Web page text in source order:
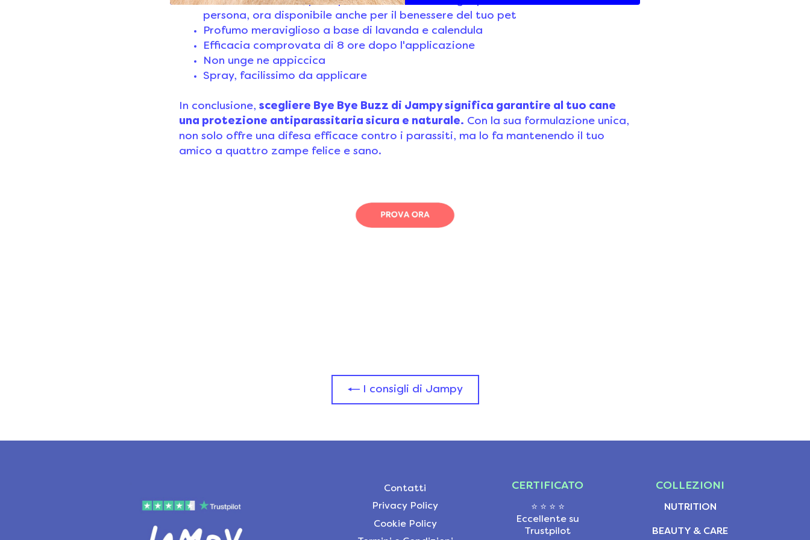
persona, ora disponibile anche per il benessere del tuo pet
Profumo meraviglioso a base di lavanda e calendula
Efficacia comprovata di 8 ore dopo l'applicazione
Non unge ne appiccica
Spray, facilissimo da applicare
In conclusione, scegliere Bye Bye Buzz di Jampy significa garantire al tuo cane
una protezione antiparassitaria sicura e naturale. Con la sua formulazione unica,
non solo offre una difesa efficace contro i parassiti, ma lo fa mantenendo il tuo
amico a quattro zampe felice e sano.
I consigli di Jampy
Contatti
Privacy Policy
Cookie Policy
CERTIFICATO
⭐ ⭐ ⭐ ⭐
Eccellente su
Trustpilot
COLLEZIONI
NUTRITION
BEAUTY & CARE